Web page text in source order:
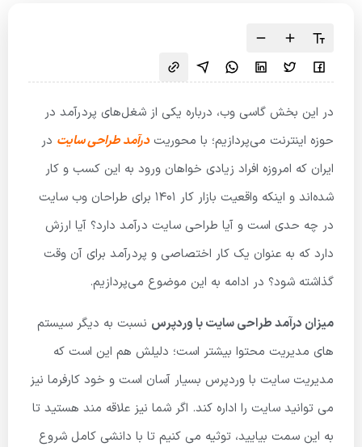
در این بخش گاسی وب، درباره یکی از شغل‌های پردرآمد در
حوزه اینترنت می‌پردازیم؛ با محوریتدرآمد طراحی سایت در
ایران که امروزه افراد زیادی خواهان ورود به این کسب و کار
شده‌اند و اینکه واقعیت بازار کار ۱۴۰۱ برای طراحان وب سایت
در چه حدی است و آیا طراحی سایت درآمد دارد؟ آیا ارزش
دارد که به عنوان یک کار اختصاصی و پردرآمد برای آن وقت
گذاشته شود؟ در ادامه به این موضوع می‌پردازیم.
میزان درآمد طراحی سایت با وردپرس نسبت به دیگر سیستم
های مدیریت محتوا بیشتر است؛ دلیلش هم این است که
مدیریت سایت با وردپرس بسیار آسان است و خود کارفرما نیز
می توانید سایت را اداره کند. اگر شما نیز علاقه مند هستید تا
به این سمت بیایید، توثیه می کنیم تا با دانشی کامل شروع